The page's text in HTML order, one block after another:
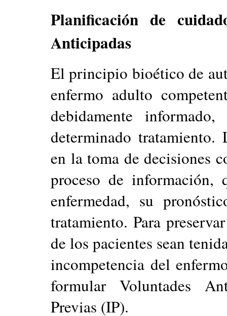
Planificación de
Anticipadas
El principio bioético de
enfermo adulto
debidamente
determinado
en la toma de decisiones
proceso de
enfermedad, su
tratamiento. Para
de los pacientes sean
incompetencia del
formular Voluntades
Previas (IP).